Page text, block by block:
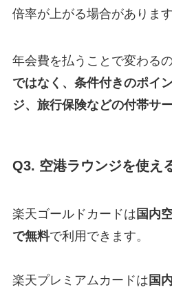
倍率が上がる場合があります
年会費を払うことで変わるの
ではなく、条件付きのポイ
ジ、旅行保険などの付帯サ
Q3. 空港ラウンジを使え
楽天ゴールドカードは 国内
で無料で利用できます。
楽天プレミアムカードは 国